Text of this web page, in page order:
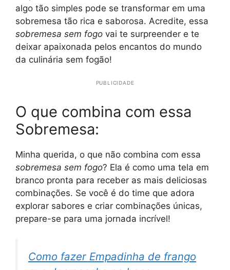
algo tão simples pode se transformar em uma
sobremesa tão rica e saborosa. Acredite, essa
sobremesa sem fogo vai te surpreender e te
deixar apaixonada pelos encantos do mundo
da culinária sem fogão!
PUBLICIDADE
O que combina com essa
Sobremesa:
Minha querida, o que não combina com essa
sobremesa sem fogo? Ela é como uma tela em
branco pronta para receber as mais deliciosas
combinações. Se você é do time que adora
explorar sabores e criar combinações únicas,
prepare-se para uma jornada incrível!
Como fazer Empadinha de frango